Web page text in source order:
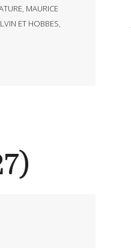
, MAURICE
ET HOBBES,